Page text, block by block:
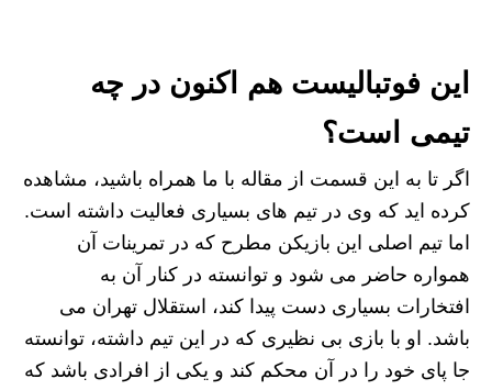
این فوتبالیست هم اکنون در چه
تیمی است؟
اگر تا به این قسمت از مقاله با ما همراه باشید، مشاهده
کرده اید که وی در تیم های بسیاری فعالیت داشته است.
اما تیم اصلی این بازیکن مطرح که در تمرینات آن
همواره حاضر می شود و توانسته در کنار آن به
افتخارات بسیاری دست پیدا کند، استقلال تهران می
باشد. او با بازی بی نظیری که در این تیم داشته، توانسته
جا پای خود را در آن محکم کند و یکی از افرادی باشد که